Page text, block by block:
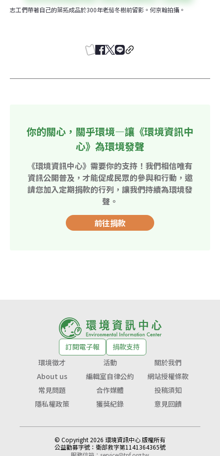
志工們帶著自己的葉拓成品於300年老茄冬樹前留影。何京翰拍攝。
你的關心，關乎環境—讓《環境資訊中
心》為環境發聲
《環境資訊中心》需要你的支持！我們相信唯有
資訊公開普及，才能促成民眾的參與和行動，邀
請您加入定期捐款的行列，讓我們持續為環境發
聲。
前往捐款
訂閱電子報
捐款支持
環境徵才
活動
關於我們
About us
編輯室自律公約
網站授權條款
常見問題
合作媒體
投稿須知
隱私權政策
獲獎紀錄 意見回饋
© Copyright 2026 環境資訊中心 版權所有
公益勸募字號： 衛部救字第1141364365號